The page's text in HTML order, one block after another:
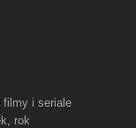
filmy i seriale
rok